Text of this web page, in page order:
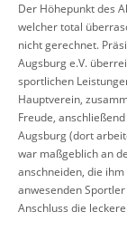
Der Höhepunkt des
welcher total
nicht gerechnet.
Augsburg e.V.
sportlichen
Hauptverein,
Freude,
Augsburg (dort
war maßgeblich an
anschneiden, die
anwesenden
Anschluss die